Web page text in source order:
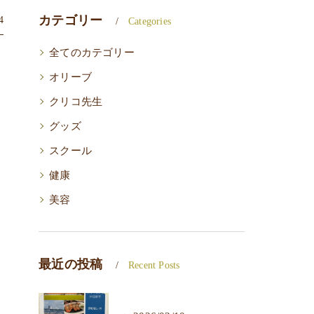
カテゴリー Categories
全てのカテゴリー
オリーブ
クリコ先生
グッズ
スクール
健康
美容
最近の投稿 Recent Posts